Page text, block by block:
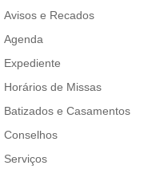
Avisos e Recados
Agenda
Expediente
Horários de Missas
Batizados e Casamentos
Conselhos
Serviços